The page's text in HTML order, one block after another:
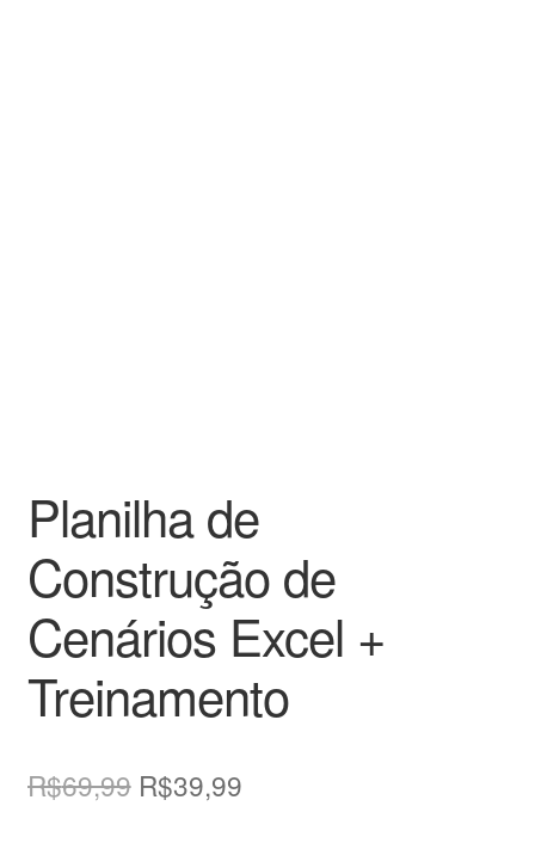
Planilha de
Construção de
Cenários Excel +
Treinamento
R$69,99 O
R$39,99O